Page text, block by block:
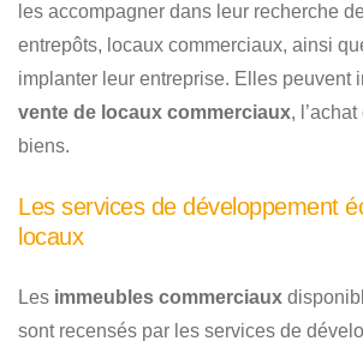
les accompagner dans leur recherche
entrepôts, locaux commerciaux, ainsi
implanter leur entreprise. Elles peuvent
vente de locaux commerciaux,
biens.
Les services de développement
locaux
Les immeubles commerciaux
sont recensés par les services de